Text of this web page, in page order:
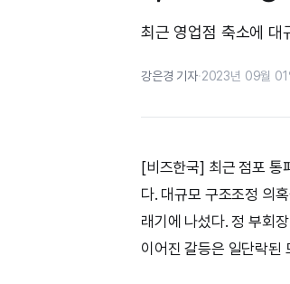
최근 영업점 축소에
강은경 기자·2023년 09월
[비즈한국] 최근 점포 통
다. 대규모 구조조정 의
래기에 나섰다. 정 부회
이어진 갈등은 일단락된